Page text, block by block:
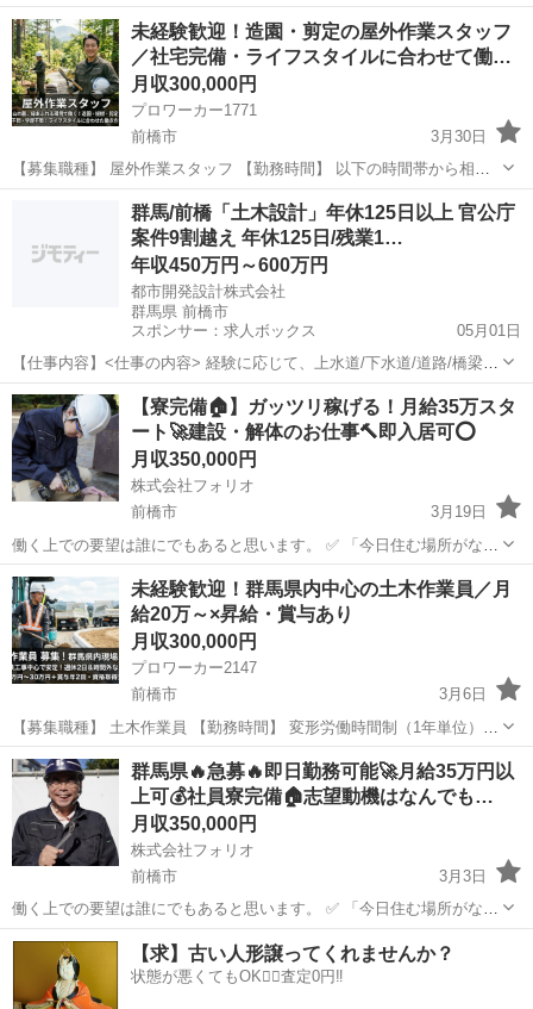
金が残らない人へ」 寮・食事付きのため、 固定費を抑えてしっかり貯
金できます。 ⸻ ■仕事内容 ・巡回 ・写真撮影 ・簡単作業 ⸻
■条件 ・月...
群馬 前橋市 その他
未経験歓迎！造園・剪定の屋外作業スタッフ
／社宅完備・ライフスタイルに合わせて働…
月収300,000円
プロワーカー1771
前橋市
3月30日
【募集職種】 屋外作業スタッフ 【勤務時間】 以下の時間帯から相談
可 ・8:00～17:00 ・8:00～12:00 ・13:00～17:00 ・9:00～16:00 ライフ
スタイルに合わせた働き方が可能...
前橋市 その他 社宅
群馬/前橋「土木設計」年休125日以上 官公庁
案件9割越え 年休125日/残業1…
年収450万円～600万円
都市開発設計株式会社
群馬県 前橋市
スポンサー：求人ボックス
05月01日
【仕事内容】<仕事の内容> 経験に応じて、上水道/下水道/道路/橋梁/
河川・砂防/測量/補償に関わる土木設計業務をお任せいたします。 地
形、地質、水文学、交通量、環境への影響などを考慮しながら、安全
性、耐久性、経済性を確保するため...
正社員
【寮完備🏠】ガッツリ稼げる！月給35万スタ
ート🚀建設・解体のお仕事🔨即入居可⭕️
月収350,000円
株式会社フォリオ
前橋市
3月19日
働く上での要望は誰にでもあると思います。 ✅ 「今日住む場所がな
い、即入寮したい」 ✅ 「手持ちがピンチ、明日日払いが欲しい」 ✅
「経験ないけど、とにかく稼ぎたい」 私たちにご相談いただければ、
そんなあ...
群馬 前橋市 土木
未経験歓迎！群馬県内中心の土木作業員／月
給20万～×昇給・賞与あり
月収300,000円
プロワーカー2147
前橋市
3月6日
【募集職種】 土木作業員 【勤務時間】 変形労働時間制（1年単位）
月～金 8:00～17:00（休憩120分） 土曜日 8:00～14:30（休憩60分） ※
時間外労働なし 【仕事内容】 公...
群馬 前橋市 その他 業務
群馬県🔥急募🔥即日勤務可能🚀月給35万円以
上可💰社員寮完備🏠志望動機はなんでも…
月収350,000円
株式会社フォリオ
前橋市
3月3日
働く上での要望は誰にでもあると思います。 ✅ 「今日住む場所がな
い、即入寮したい」 ✅ 「手持ちがピンチ、明日日払いが欲しい」 ✅
「経験ないけど、とにかく稼ぎたい」 私たちにご相談いただければ、
そんなあ...
群馬 前橋市 土木
【求】古い人形譲ってくれませんか？
状態が悪くてもOK🙆‍♀️査定0円‼️